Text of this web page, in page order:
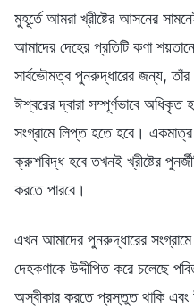
মুহূর্তে আমরা খ্রীষ্টের আসনের
আমাদের দেহের প্রতিটি কণা
সার্বভৌমত্ব পুনরুদ্ধারের জন্য, তাঁর
ঈশ্বরের দ্বারা সম্পূর্ণভাবে
সংগ্রামে লিপ্ত হতে হবে।
ক্রুশবিদ্ধ হবে তখনই খ্রীষ্টের
করতে পারবে।
এখন আমাদের পুনরুদ্ধারের
দেহকণাকে উদ্দীপিত করে চলেছে
অস্বীকার করতে প্রস্তুত থাকি এবং